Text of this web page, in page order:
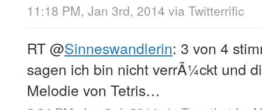
11:18 PM, Jan 3rd, 2014 via Twitterrific
RT@Sinneswandlerin: 3 von 4
sagen ich bin nicht verrÃ¼ckt und
Melodie von Tetris…